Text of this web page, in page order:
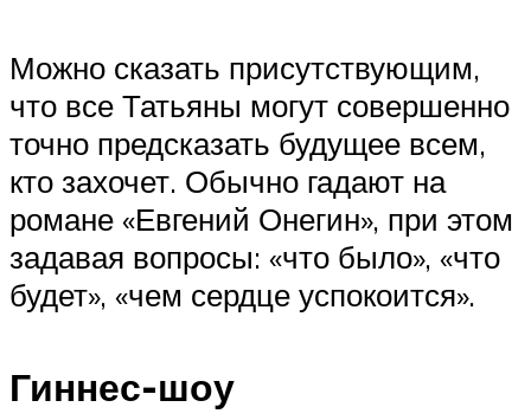
Можно сказать присутствующим,
что все Татьяны могут совершенно
точно предсказать будущее всем,
кто захочет. Обычно гадают на
романе «Евгений Онегин», при этом
задавая вопросы: «что было», «что
будет», «чем сердце успокоится».
Гиннес-шоу